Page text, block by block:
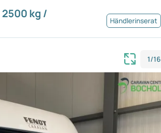
kg /
Händlerinserat
1/16